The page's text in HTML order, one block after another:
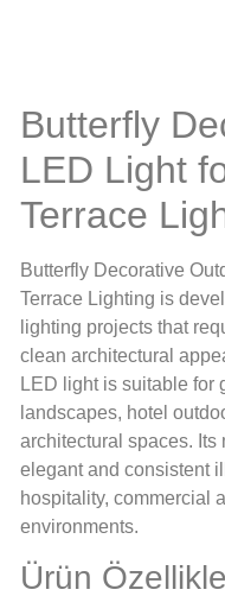
Butterfly
LED Light
Terrace
Butterfly Decorative
Terrace Lighting is
lighting projects that
clean architectural
LED light is suitable for
landscapes, hotel
architectural spaces. Its
elegant and consistent
hospitality, commercial
environments.
Ürün